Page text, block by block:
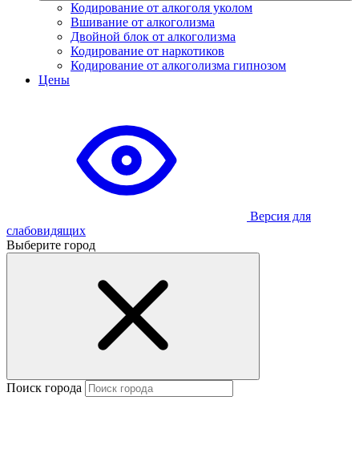
Кодирование от алкоголя уколом
Вшивание от алкоголизма
Двойной блок от алкоголизма
Кодирование от наркотиков
Кодирование от алкоголизма гипнозом
Цены
Версия для
слабовидящих
Выберите город
Поиск города